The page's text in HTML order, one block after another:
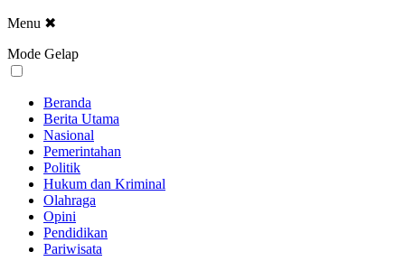
Menu ✖
Mode Gelap
Beranda
Berita Utama
Nasional
Pemerintahan
Politik
Hukum dan Kriminal
Olahraga
Opini
Pendidikan
Pariwisata